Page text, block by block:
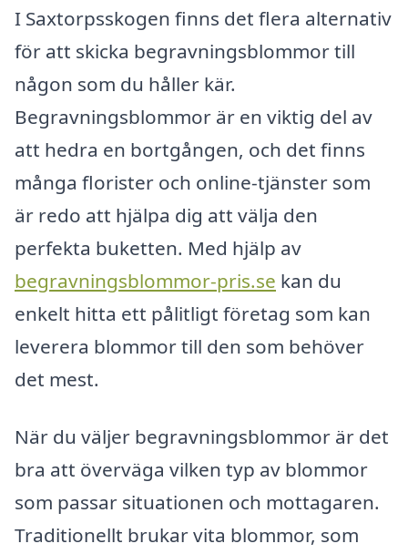
I Saxtorpsskogen finns det flera alternativ
för att skicka begravningsblommor till
någon som du håller kär.
Begravningsblommor är en viktig del av
att hedra en bortgången, och det finns
många florister och online-tjänster som
är redo att hjälpa dig att välja den
perfekta buketten. Med hjälp av
begravningsblommor-pris.se kan du
enkelt hitta ett pålitligt företag som kan
leverera blommor till den som behöver
det mest.
När du väljer begravningsblommor är det
bra att överväga vilken typ av blommor
som passar situationen och mottagaren.
Traditionellt brukar vita blommor, som